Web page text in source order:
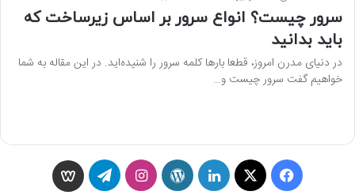
سرور چیست؟ انواع سرور بر اساس زیرساخت که
باید بدانید
در دنیای مدرن امروز، قطعا بارها کلمه سرور را شنیده‌اید. در این مقاله به شما
خواهیم گفت سرور چیست و…
X